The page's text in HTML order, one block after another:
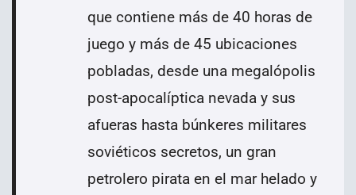
que contiene más de 40 horas de
juego y más de 45 ubicaciones
pobladas, desde una megalópolis
post-apocalíptica nevada y sus
afueras hasta búnkeres militares
soviéticos secretos, un gran
petrolero pirata en el mar helado y